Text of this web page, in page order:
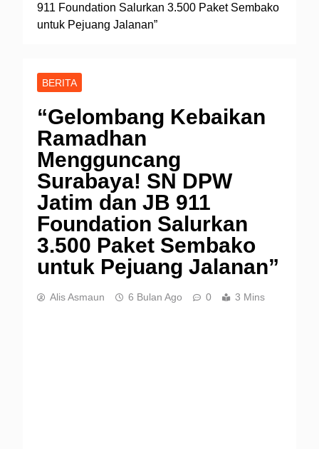
911 Foundation Salurkan 3.500 Paket Sembako
untuk Pejuang Jalanan”
BERITA
“Gelombang Kebaikan
Ramadhan
Mengguncang
Surabaya! SN DPW
Jatim dan JB 911
Foundation Salurkan
3.500 Paket Sembako
untuk Pejuang Jalanan”
Alis Asmaun 6 Bulan Ago 0 3 Mins